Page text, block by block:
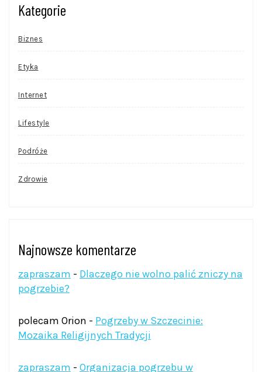
Kategorie
Biznes
Etyka
Internet
Lifestyle
Podróże
Zdrowie
Najnowsze komentarze
zapraszam - Dlaczego nie wolno palić zniczy na
pogrzebie?
polecam Orion - Pogrzeby w Szczecinie:
Mozaika Religijnych Tradycji
zapraszam - Organizacja pogrzebu w